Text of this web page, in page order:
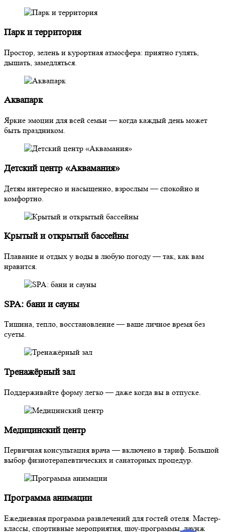
Парк и территория
Простор, зелень и курортная атмосфера: приятно гулять,
дышать, замедляться.
Аквапарк
Яркие эмоции для всей семьи — когда каждый день может
быть праздником.
Детский центр «Аквамания»
Детям интересно и насыщенно, взрослым — спокойно и
комфортно.
Крытый и открытый бассейны
Плавание и отдых у воды в любую погоду — так, как вам
нравится.
SPA: бани и сауны
Тишина, тепло, восстановление — ваше личное время без
суеты.
Тренажёрный зал
Поддерживайте форму легко — даже когда вы в отпуске.
Медицинский центр
Первичная консультация врача — включено в тариф. Большой
выбор физиотерапевтических и санаторных процедур.
Программа анимации
Ежедневная программа развлечений для гостей отеля. Мастер-
классы, спортивные мероприятия, шоу-программы, лаунж